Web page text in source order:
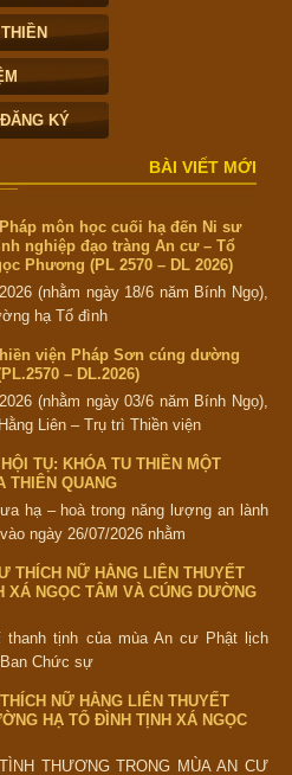
KÝ
BÀI VIẾT MỚI
môn học cuối hạ đến Ni sư
nghiệp đạo tràng An cư – Tổ
Phương (PL 2570 – DL 2026)
(nhằm ngày 18/6 năm Bính Ngọ),
hạ Tổ đình
viện Pháp Sơn cúng dường
– DL.2026)
(nhằm ngày 03/6 năm Bính Ngọ),
Liên – Trụ trì Thiền viện
TỤ: KHÓA TU THIỀN MỘT
THIÊN QUANG
hạ – hoà trong năng lượng an lành
ngày 26/07/2026 nhằm
THÍCH NỮ HẰNG LIÊN THUYẾT
XÁ NGỌC TÂM VÀ CÚNG DƯỜNG
thanh tịnh của mùa An cư Phật lịch
Chức sự
NỮ HẰNG LIÊN THUYẾT
HẠ TỔ ĐÌNH TỊNH XÁ NGỌC
THƯƠNG TRONG MÙA AN CƯ